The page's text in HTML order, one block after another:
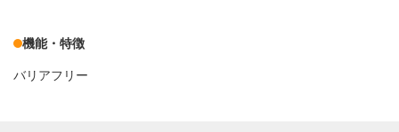
機能・特徴
バリアフリー